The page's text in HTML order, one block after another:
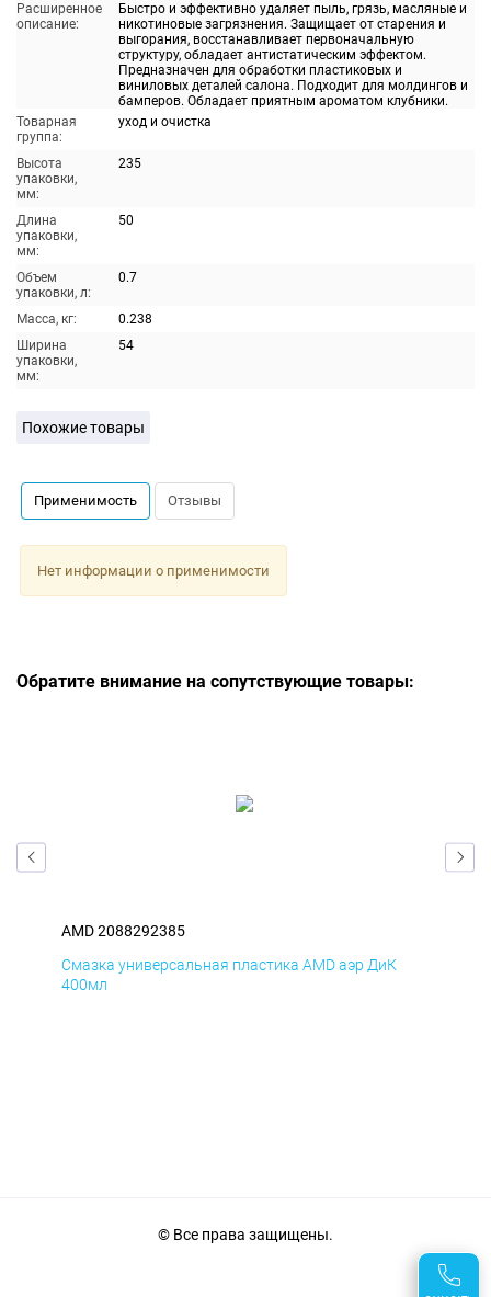
Расширенное
описание:
Быстро и эффективно удаляет пыль, грязь, масляные и
никотиновые загрязнения. Защищает от старения и
выгорания, восстанавливает первоначальную
структуру, обладает антистатическим эффектом.
Предназначен для обработки пластиковых и
виниловых деталей салона. Подходит для молдингов и
бамперов. Обладает приятным ароматом клубники.
Товарная
группа:
уход и очистка
Высота
упаковки,
мм:
235
Длина
упаковки,
мм:
50
Объем
упаковки, л:
0.7
Масса, кг:
0.238
Ширина
упаковки,
мм:
54
Похожие товары
Применимость Отзывы
Нет информации о применимости
Обратите внимание на сопутствующие товары:
AMD 2088292385
Смазка универсальная пластика AMD аэр ДиК
400мл
© Все права защищены.